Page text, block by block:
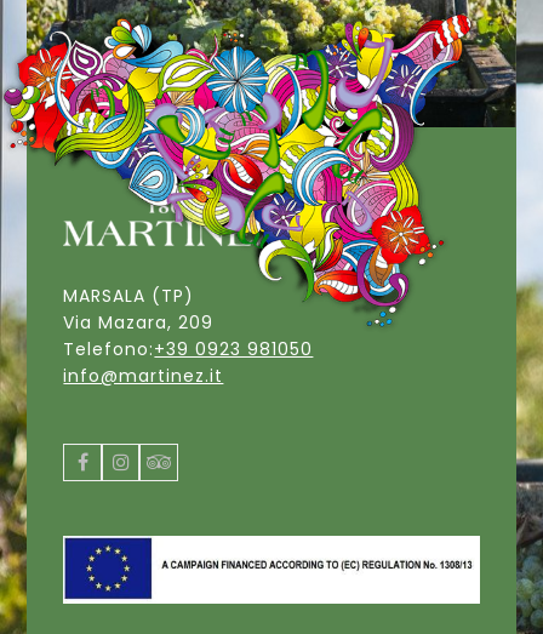
MARSALA (TP)
Via Mazara, 209
Telefono:+39 0923 981050
info@martinez.it
Facebook
Instagram
Tripadvisor